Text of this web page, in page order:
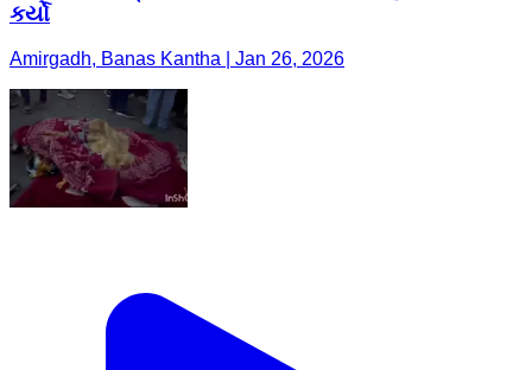
કર્યો
Amirgadh, Banas Kantha | Jan 26, 2026